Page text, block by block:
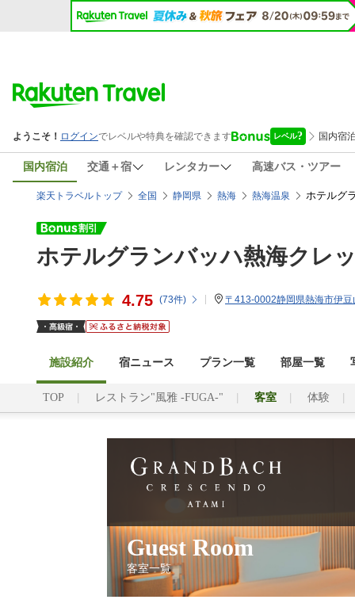
国内宿泊 交通＋宿 レンタカー 高速バス・ツアー
楽天トラベルトップ 全国 静岡県 熱海 熱海温泉 ホテルグ
ホテルグランバッハ熱海クレ
4.75 (73件) 〒413-0002静岡県熱海市伊
施設紹介 宿ニュース プラン一覧 部屋一覧
TOP レストラン"風雅 -FUGA-" 客室 体験
Guest Room
客室一覧